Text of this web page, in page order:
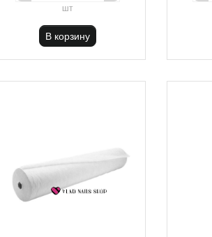
шт
В корзину